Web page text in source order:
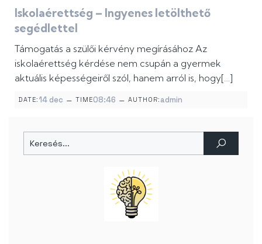
Iskolaérettség – Ingyenes letölthető
segédlettel
Támogatás a szülői kérvény megírásához Az
iskolaérettség kérdése nem csupán a gyermek
aktuális képességeiről szól, hanem arról is, hogy[…]
DATE: 14 dec – TIME08:46 – AUTHOR: admin